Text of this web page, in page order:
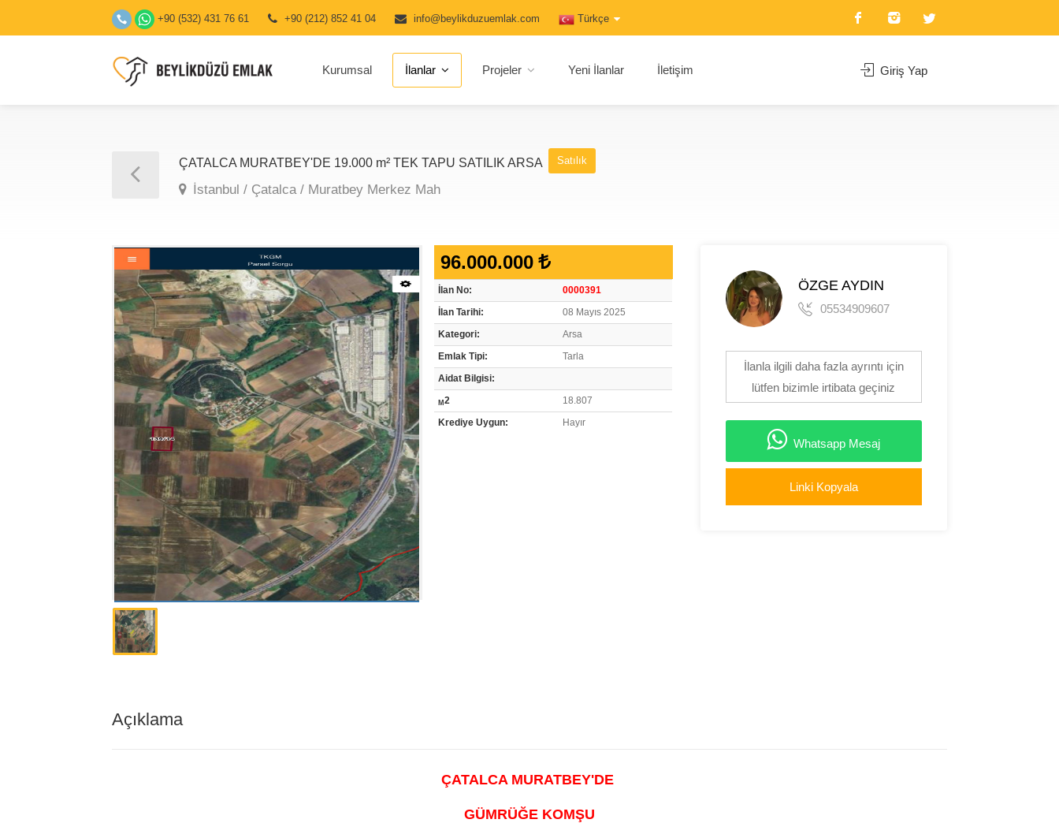
+90 (532) 431 76 61 +90 (212) 852 41 04 info@beylikduzuemlak.com Türkçe
Kurumsal İlanlar Projeler Yeni İlanlar İletişim Giriş Yap
ÇATALCA MURATBEY'DE 19.000 m² TEK TAPU SATILIK ARSA Satılık
İstanbul / Çatalca / Muratbey Merkez Mah
96.000.000
İlan No:
0000391
İlan Tarihi:
08 Mayıs 2025
Kategori:
Arsa
Emlak Tipi:
Tarla
Aidat Bilgisi:
M 2
18.807
Krediye Uygun:
Hayır
ÖZGE AYDIN
05534909607
İlanla ilgili daha fazla ayrıntı için
lütfen bizimle irtibata geçiniz
Whatsapp Mesaj
Linki Kopyala
Açıklama
ÇATALCA MURATBEY'DE
GÜMRÜĞE KOMŞU